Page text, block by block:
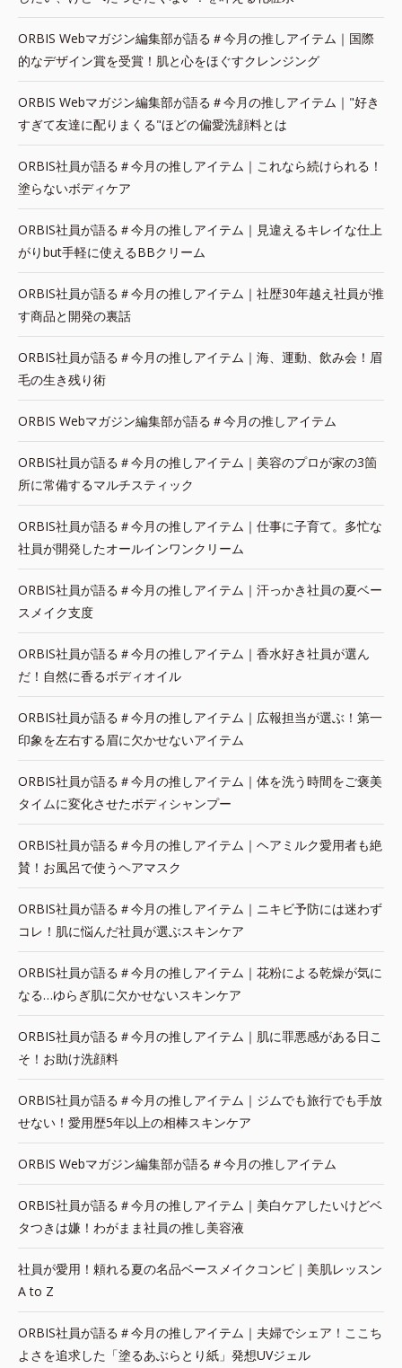
ORBIS Webマガジン編集部が語る＃今月の推しアイテム｜国際
的なデザイン賞を受賞！肌と心をほぐすクレンジング
ORBIS Webマガジン編集部が語る＃今月の推しアイテム｜"好き
すぎて友達に配りまくる"ほどの偏愛洗顔料とは
ORBIS社員が語る＃今月の推しアイテム｜これなら続けられる！
塗らないボディケア
ORBIS社員が語る＃今月の推しアイテム｜見違えるキレイな仕上
がりbut手軽に使えるBBクリーム
ORBIS社員が語る＃今月の推しアイテム｜社歴30年越え社員が推
す商品と開発の裏話
ORBIS社員が語る＃今月の推しアイテム｜海、運動、飲み会！眉
毛の生き残り術
ORBIS Webマガジン編集部が語る＃今月の推しアイテム
ORBIS社員が語る＃今月の推しアイテム｜美容のプロが家の3箇
所に常備するマルチスティック
ORBIS社員が語る＃今月の推しアイテム｜仕事に子育て。多忙な
社員が開発したオールインワンクリーム
ORBIS社員が語る＃今月の推しアイテム｜汗っかき社員の夏ベー
スメイク支度
ORBIS社員が語る＃今月の推しアイテム｜香水好き社員が選ん
だ！自然に香るボディオイル
ORBIS社員が語る＃今月の推しアイテム｜広報担当が選ぶ！第一
印象を左右する眉に欠かせないアイテム
ORBIS社員が語る＃今月の推しアイテム｜体を洗う時間をご褒美
タイムに変化させたボディシャンプー
ORBIS社員が語る＃今月の推しアイテム｜ヘアミルク愛用者も絶
賛！お風呂で使うヘアマスク
ORBIS社員が語る＃今月の推しアイテム｜ニキビ予防には迷わず
コレ！肌に悩んだ社員が選ぶスキンケア
ORBIS社員が語る＃今月の推しアイテム｜花粉による乾燥が気に
なる…ゆらぎ肌に欠かせないスキンケア
ORBIS社員が語る＃今月の推しアイテム｜肌に罪悪感がある日こ
そ！お助け洗顔料
ORBIS社員が語る＃今月の推しアイテム｜ジムでも旅行でも手放
せない！愛用歴5年以上の相棒スキンケア
ORBIS Webマガジン編集部が語る＃今月の推しアイテム
ORBIS社員が語る＃今月の推しアイテム｜美白ケアしたいけどベ
タつきは嫌！わがまま社員の推し美容液
社員が愛用！頼れる夏の名品ベースメイクコンビ｜美肌レッスン
A to Z
ORBIS社員が語る＃今月の推しアイテム｜夫婦でシェア！ここち
よさを追求した「塗るあぶらとり紙」発想UVジェル